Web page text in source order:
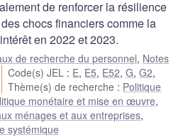
de renforcer la résilience
chocs financiers comme la
en 2022 et 2023.
de recherche du personnel, Notes
Code(s) JEL : E, E5, E52,G,G2,
Thème(s) de recherche : Politique
monétaire et mise en œuvre,
ménages et aux entreprises,
systémique